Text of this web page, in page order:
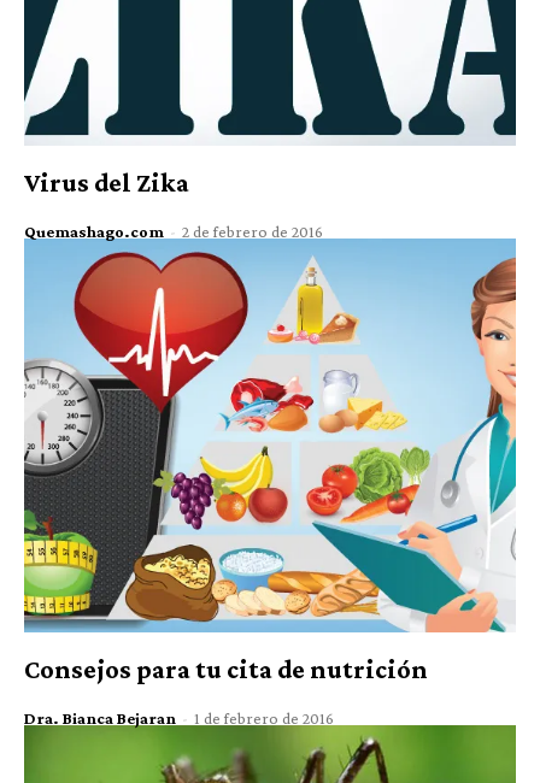
Virus del Zika
Quemashago.com - 2 de febrero de 2016
Consejos para tu cita de nutrición
Dra. Bianca Bejaran - 1 de febrero de 2016